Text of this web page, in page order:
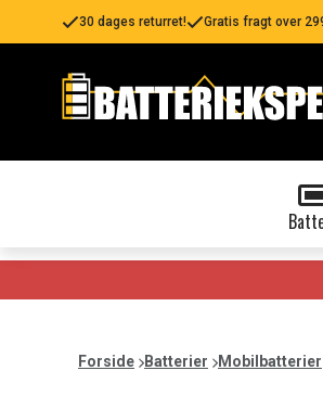
30 dages returret! Gratis fragt over
Forside Batterier Mobilbatterier